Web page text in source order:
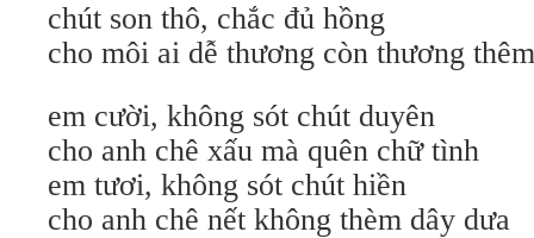
chút son thô, chắc đủ hồng
cho môi ai dễ thương còn thương thêm
em cười, không sót chút duyên
cho anh chê xấu mà quên chữ tình
em tươi, không sót chút hiền
cho anh chê nết không thèm dây dưa